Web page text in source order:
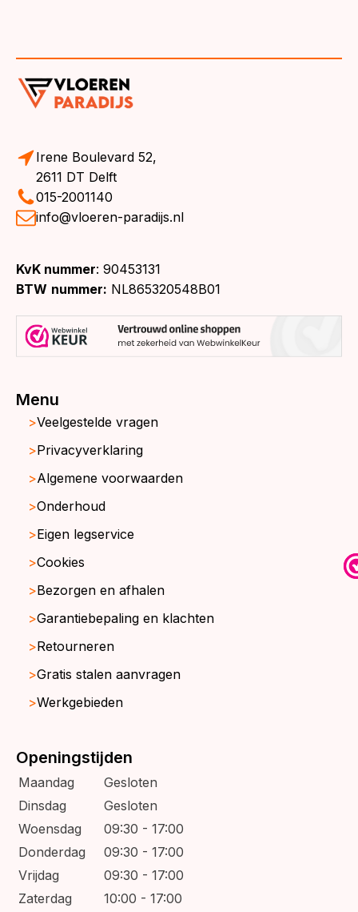
Irene Boulevard 52,
2611 DT Delft
015-2001140
info@vloeren-paradijs.nl
KvK nummer: 90453131
BTW nummer: NL865320548B01
Menu
Veelgestelde vragen
Privacyverklaring
Algemene voorwaarden
Onderhoud
Eigen legservice
Cookies
Bezorgen en afhalen
Garantiebepaling en klachten
Retourneren
Gratis stalen aanvragen
Werkgebieden
Openingstijden
Maandag
Gesloten
Dinsdag
Gesloten
Woensdag
09:30 - 17:00
Donderdag
09:30 - 17:00
Vrijdag
09:30 - 17:00
Zaterdag
10:00 - 17:00